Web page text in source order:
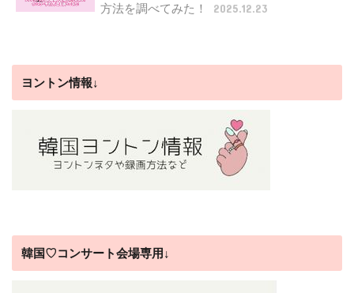
方法を調べてみた！
2025.12.23
ヨントン情報↓
韓国♡コンサート会場専用↓